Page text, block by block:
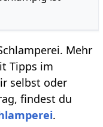
Mehr
Tipps im
selbst oder
findest du
.